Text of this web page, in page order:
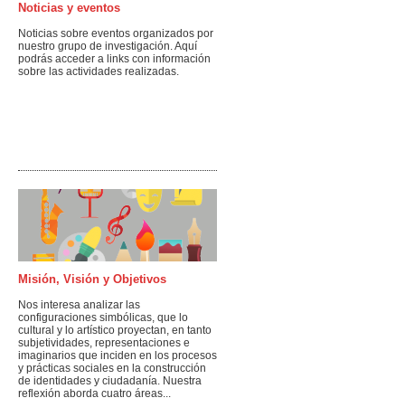
Noticias y eventos
Noticias sobre eventos organizados por
nuestro grupo de investigación. Aquí
podrás acceder a links con información
sobre las actividades realizadas.
Misión, Visión y Objetivos
Nos interesa analizar las
configuraciones simbólicas, que lo
cultural y lo artístico proyectan, en tanto
subjetividades, representaciones e
imaginarios que inciden en los procesos
y prácticas sociales en la construcción
de identidades y ciudadanía. Nuestra
reflexión aborda cuatro áreas...